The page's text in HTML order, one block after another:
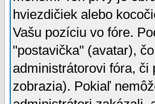
hviezdičiek alebo
Vašu pozíciu vo fóre.
"postavička" (avatar),
administrátorovi fóra, či
zobrazia). Pokiaľ